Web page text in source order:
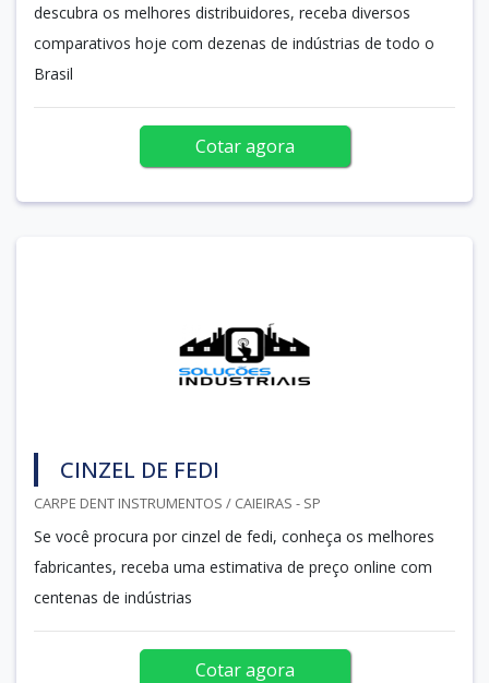
descubra os melhores distribuidores, receba diversos
comparativos hoje com dezenas de indústrias de todo o
Brasil
Cotar agora
CINZEL DE FEDI
CARPE DENT INSTRUMENTOS / CAIEIRAS - SP
Se você procura por cinzel de fedi, conheça os melhores
fabricantes, receba uma estimativa de preço online com
centenas de indústrias
Cotar agora